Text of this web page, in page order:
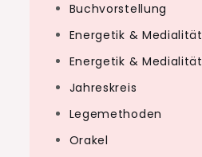
Buchvorstellung
Energetik & Medialität
Energetik & Medialität
Jahreskreis
Legemethoden
Orakel